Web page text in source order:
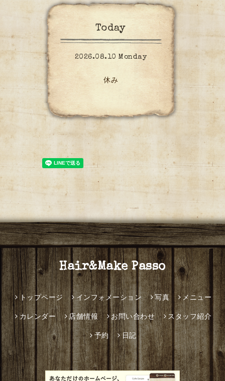
Today
2026.08.10 Monday
休み
Hair&Make Passo
トップページ インフォメーション 写真 メニュー
カレンダー 店舗情報 お問い合わせ スタッフ紹介
予約 日記